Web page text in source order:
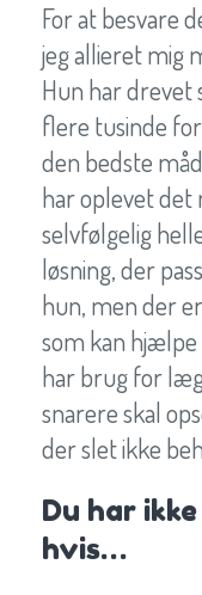
For at besvare
jeg allieret mig
Hun har drevet
flere tusinde
den bedste
har oplevet
selvfølgelig
løsning, der
hun, men der
som kan
har brug for
snarere skal
der slet ikke
Du har
hvis…